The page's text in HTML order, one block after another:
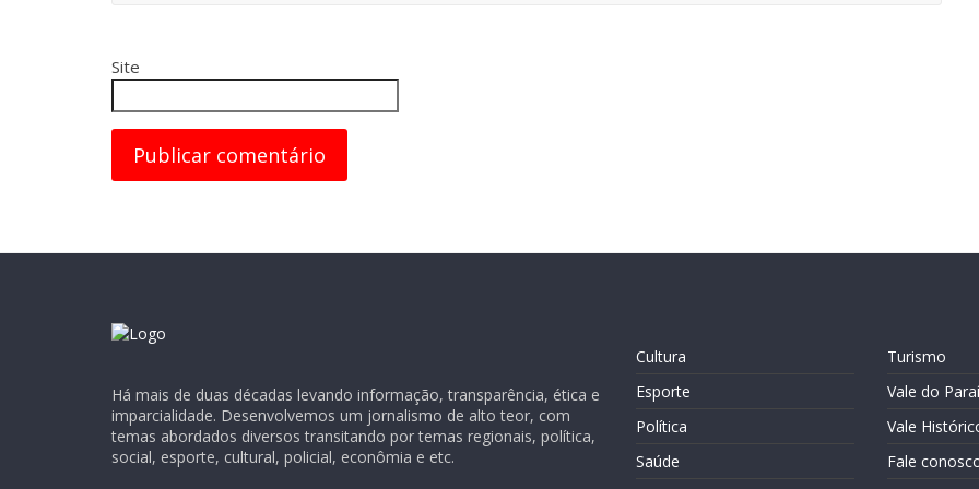
Site
Há mais de duas décadas levando informação, transparência, ética e
imparcialidade. Desenvolvemos um jornalismo de alto teor, com
temas abordados diversos transitando por temas regionais, política,
social, esporte, cultural, policial, econômia e etc.
Cultura
Esporte
Política
Saúde
Turismo
Vale do
Vale
Fale